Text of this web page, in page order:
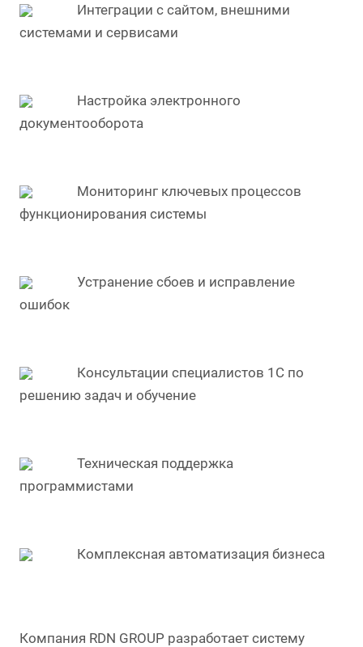
Интеграции с сайтом, внешними
системами и сервисами
Настройка электронного
документооборота
Мониторинг ключевых процессов
функционирования системы
Устранение сбоев и исправление
ошибок
Консультации специалистов 1С по
решению задач и обучение
Техническая поддержка
программистами
Комплексная автоматизация бизнеса
Компания RDN GROUP разработает систему